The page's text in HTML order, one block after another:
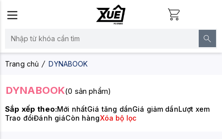
Trang chủ DYNABOOK
DYNABOOK(0 sản phẩm)
Sắp xếp theo:Mới nhấtGiá tăng dầnGiá giảm dầnLượt xem
Trao đổiĐánh giáCòn hàngXóa bộ lọc